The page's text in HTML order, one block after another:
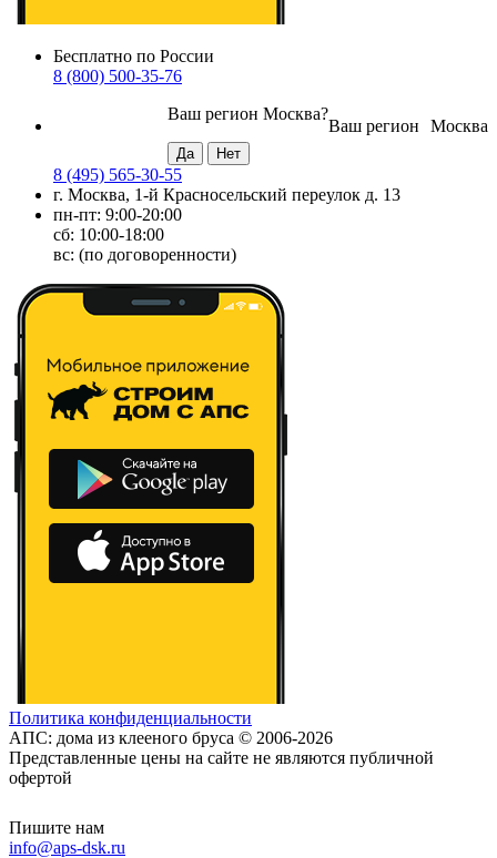
Бесплатно по России
8 (800) 500-35-76
Москва
Ваш регион
Ваш регион Москва?
8 (495) 565-30-55
г. Москва, 1-й Красносельский переулок д. 13
пн-пт: 9:00-20:00
сб: 10:00-18:00
вс: (по договоренности)
Политика конфиденциальности
АПС: дома из клееного бруса © 2006-2026
Представленные цены на сайте не являются публичной
офертой
Пишите нам
info@aps-dsk.ru